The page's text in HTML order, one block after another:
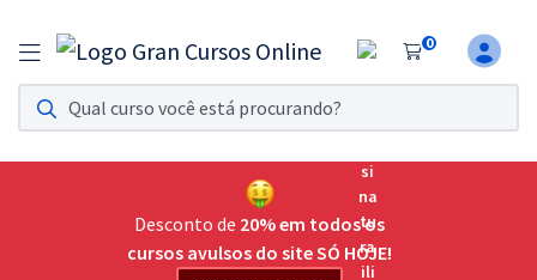
0
Assinatura Ilimitada 11
Acesso a todos os cursos. Teste grátis por 7 dias!
Assinatura OAB Até Passar
Acesso ilimitado a toda preparação para o Exame da
Desconto de 20% em todos os
cursos avulsos do site SÓ HOJE!